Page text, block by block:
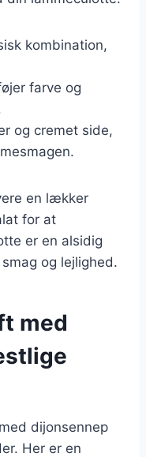
kombination,
farve og
og cremet side,
en lækker
for at
er en alsidig
og lejlighed.
med
dijonsennep
Her er en